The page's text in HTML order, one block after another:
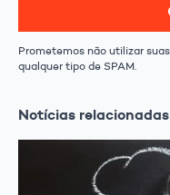
Prometemos não utilizar
qualquer tipo de SPAM.
Notícias relacionadas